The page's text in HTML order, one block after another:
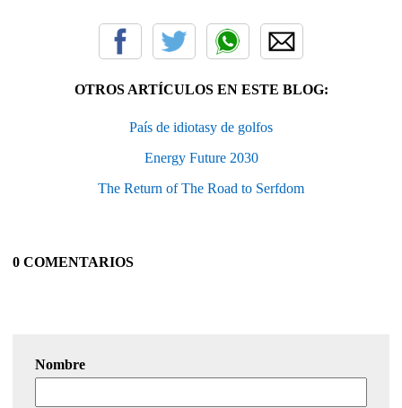
OTROS ARTÍCULOS EN ESTE BLOG:
País de idiotasy de golfos
Energy Future 2030
The Return of The Road to Serfdom
0 COMENTARIOS
Nombre